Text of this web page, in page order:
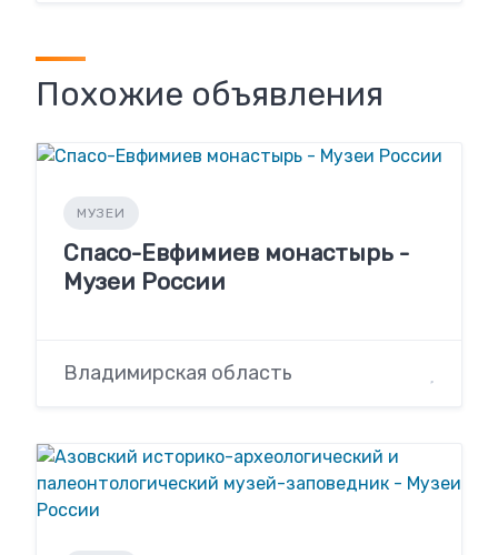
Похожие объявления
МУЗЕИ
Спасо-Евфимиев монастырь -
Музеи России
Владимирская область